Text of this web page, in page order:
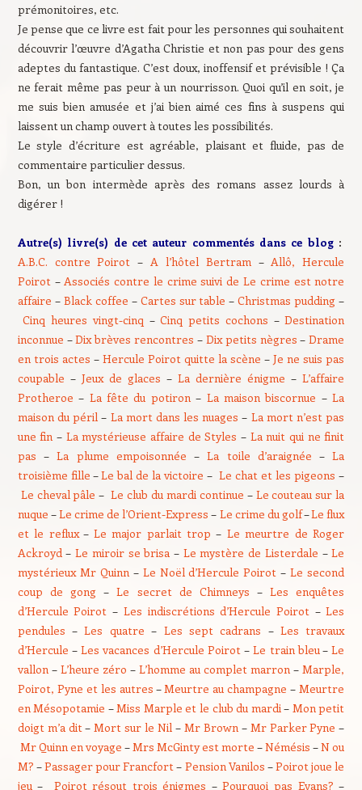
prémonitoires, etc.
Je pense que ce livre est fait pour les personnes qui souhaitent
découvrir l’œuvre d’Agatha Christie et non pas pour des gens
adeptes du fantastique. C’est doux, inoffensif et prévisible ! Ça
ne ferait même pas peur à un nourrisson. Quoi qu’il en soit, je
me suis bien amusée et j’ai bien aimé ces fins à suspens qui
laissent un champ ouvert à toutes les possibilités.
Le style d’écriture est agréable, plaisant et fluide, pas de
commentaire particulier dessus.
Bon, un bon intermède après des romans assez lourds à
digérer !
Autre(s) livre(s) de cet auteur commentés dans ce blog:
A.B.C. contre Poirot –A l’hôtel Bertram–Allô, Hercule
Poirot–Associés contre le crime suivi de Le crime est notre
affaire – Black coffee – Cartes sur table –Christmas pudding –
Cinq heures vingt-cinq –Cinq petits cochons –Destination
inconnue –Dix brèves rencontres – Dix petits nègres –Drame
en trois actes – Hercule Poirot quitte la scène –Je ne suis pas
coupable – Jeux de glaces –La dernière énigme –L’affaire
Protheroe – La fête du potiron– La maison biscornue –La
maison du péril – La mort dans les nuages – La mort n’est pas
une fin – La mystérieuse affaire de Styles – La nuit qui ne finit
pas –La plume empoisonnée –La toile d’araignée –La
troisième fille –Le bal de la victoire – Le chat et les pigeons –
Le cheval pâle –Le club du mardi continue – Le couteau sur la
nuque –Le crime de l’Orient-Express – Le crime du golf–Le flux
et le reflux– Le major parlait trop – Le meurtre de Roger
Ackroyd–Le miroir se brisa – Le mystère de Listerdale –Le
mystérieux Mr Quinn– Le Noël d’Hercule Poirot –Le second
coup de gong –Le secret de Chimneys –Les enquêtes
d’Hercule Poirot – Les indiscrétions d’Hercule Poirot–Les
pendules –Les quatre– Les sept cadrans – Les travaux
d’Hercule –Les vacances d’Hercule Poirot–Le train bleu–Le
vallon– L’heure zéro –L’homme au complet marron–Marple,
Poirot, Pyne et les autres –Meurtre au champagne –Meurtre
en Mésopotamie –Miss Marple et le club du mardi– Mon petit
doigt m’a dit–Mort sur le Nil – Mr Brown– Mr Parker Pyne –
Mr Quinn en voyage –Mrs McGinty est morte –Némésis –N ou
M? –Passager pour Francfort– Pension Vanilos –Poirot joue le
jeu– Poirot résout trois énigmes –Pourquoi pas Evans? –